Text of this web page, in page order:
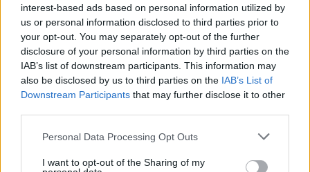
interest-based ads based on personal information utilized by
us or personal information disclosed to third parties prior to
your opt-out. You may separately opt-out of the further
disclosure of your personal information by third parties on the
IAB’s list of downstream participants. This information may
also be disclosed by us to third parties on the IAB’s List of
Downstream Participants that may further disclose it to other
Personal Data Processing Opt Outs
I want to opt-out of the Sharing of my